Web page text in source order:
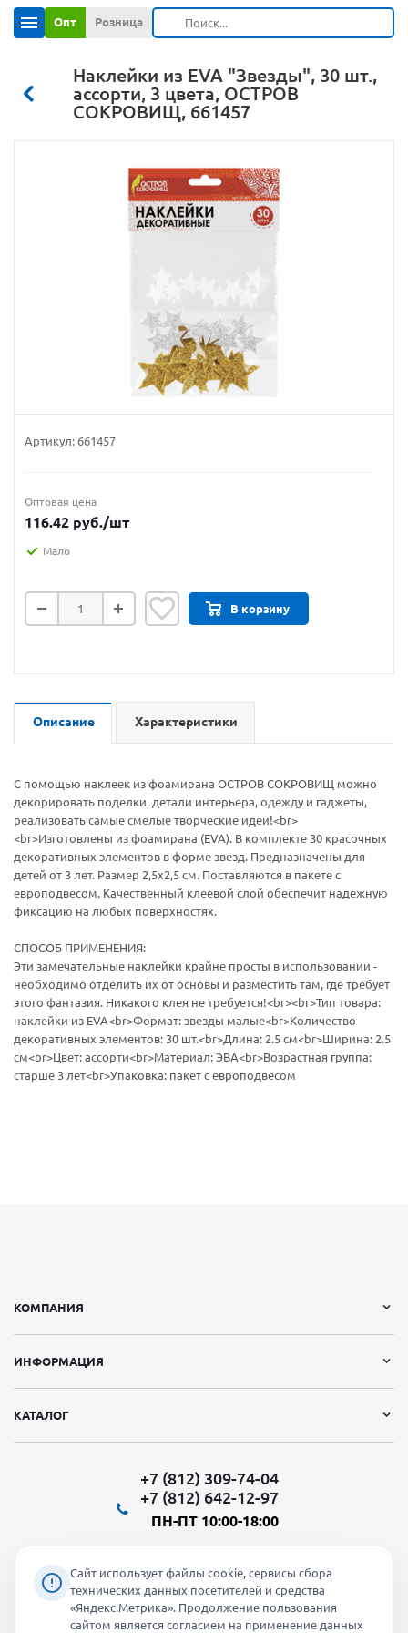
Опт Розница
Наклейки из EVA "Звезды", 30 шт.,
ассорти, 3 цвета, ОСТРОВ
СОКРОВИЩ, 661457
Артикул: 661457
Оптовая цена
116.42 руб./шт
Мало
В корзину
Описание Характеристики
С помощью наклеек из фоамирана ОСТРОВ СОКРОВИЩ можно
декорировать поделки, детали интерьера, одежду и гаджеты,
реализовать самые смелые творческие идеи!<br>
<br>Изготовлены из фоамирана (EVA). В комплекте 30 красочных
декоративных элементов в форме звезд. Предназначены для
детей от 3 лет. Размер 2,5х2,5 см. Поставляются в пакете с
европодвесом. Качественный клеевой слой обеспечит надежную
фиксацию на любых поверхностях.
СПОСОБ ПРИМЕНЕНИЯ:
Эти замечательные наклейки крайне просты в использовании -
необходимо отделить их от основы и разместить там, где требует
этого фантазия. Никакого клея не требуется!<br><br>Тип товара:
наклейки из EVA<br>Формат: звезды малые<br>Количество
декоративных элементов: 30 шт.<br>Длина: 2.5 см<br>Ширина: 2.5
см<br>Цвет: ассорти<br>Материал: ЭВА<br>Возрастная группа:
старше 3 лет<br>Упаковка: пакет с европодвесом
КОМПАНИЯ
ИНФОРМАЦИЯ
КАТАЛОГ
+7 (812) 309-74-04
+7 (812) 642-12-97
ПН-ПТ 10:00-18:00
Мы в социальных сетях:
Сайт использует файлы cookie, сервисы сбора
технических данных посетителей и средства
«Яндекс.Метрика». Продолжение пользования
сайтом является согласием на применение данных